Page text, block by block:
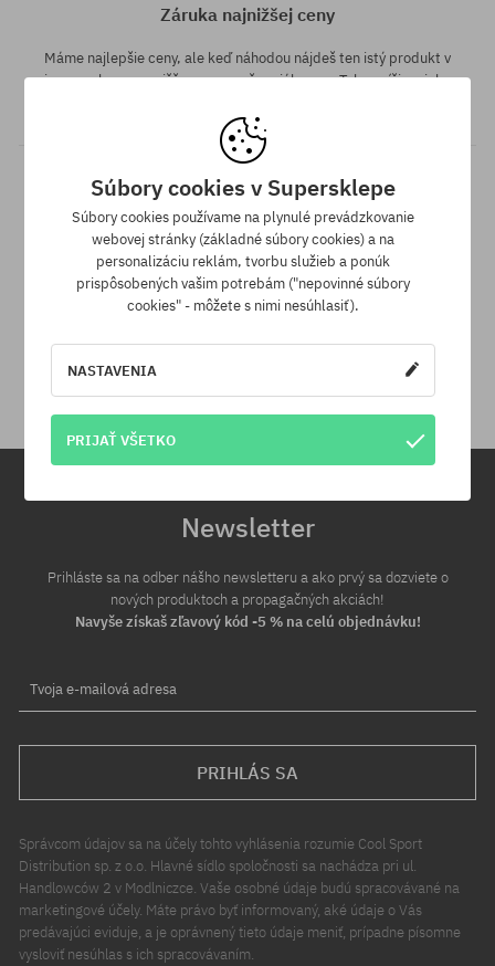
Záruka najnižšej ceny
Máme najlepšie ceny, ale keď náhodou nájdeš ten istý produkt v
inom e-shope a s nižšou cenou - špeciálne pre Teba znížime jeho
Na vrátenie produktu máš 30 dní od dňa obdržania zásielky.
Newsletter
Prihláste sa na odber nášho newsletteru a ako prvý sa dozviete o
nových produktoch a propagačných akciách!
Navyše získaš zľavový kód -5 % na celú objednávku!
Tvoja e-mailová adresa
PRIHLÁS SA
Správcom údajov sa na účely tohto vyhlásenia rozumie Cool Sport
Distribution sp. z o.o. Hlavné sídlo spoločnosti sa nachádza pri ul.
Handlowców 2 v Modlniczce. Vaše osobné údaje budú spracovávané na
marketingové účely. Máte právo byť informovaný, aké údaje o Vás
predávajúci eviduje, a je oprávnený tieto údaje meniť, prípadne písomne
vysloviť nesúhlas s ich spracovávaním.
Súbory cookies v Supersklepe
Súbory cookies používame na plynulé prevádzkovanie
webovej stránky (základné súbory cookies) a na
personalizáciu reklám, tvorbu služieb a ponúk
prispôsobených vašim potrebám ("nepovinné súbory
cookies" - môžete s nimi nesúhlasiť).
NASTAVENIA
PRIJAŤ VŠETKO